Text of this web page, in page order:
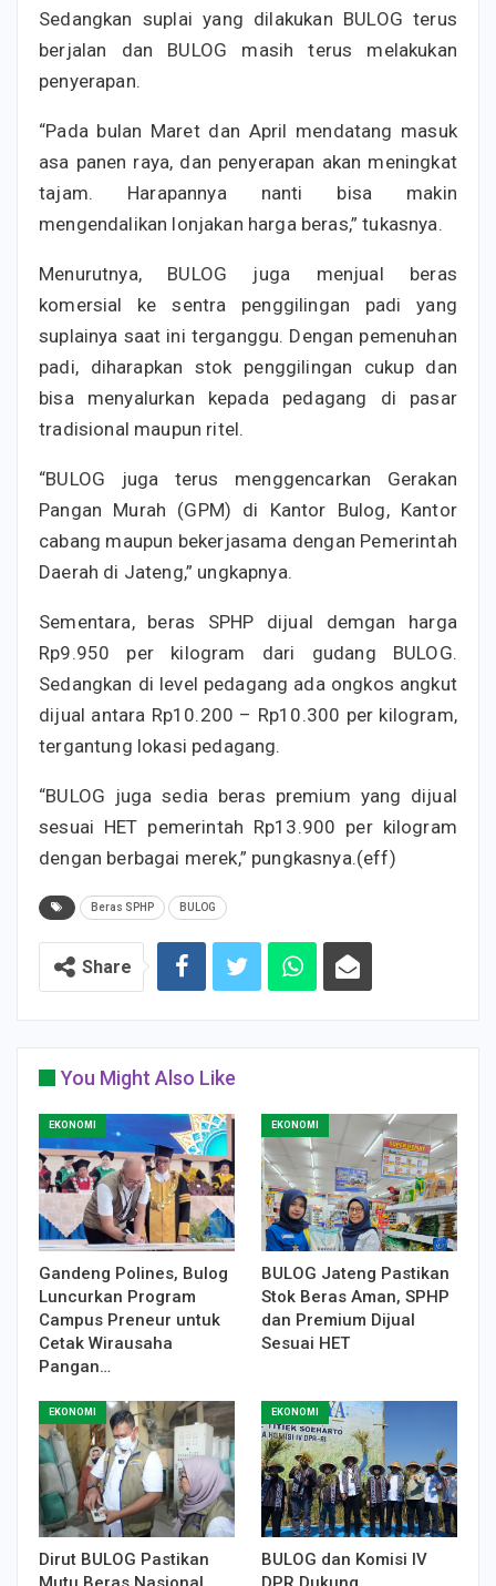
Sedangkan suplai yang dilakukan BULOG terus
berjalan dan BULOG masih terus melakukan
penyerapan.
“Pada bulan Maret dan April mendatang masuk
asa panen raya, dan penyerapan akan meningkat
tajam. Harapannya nanti bisa makin
mengendalikan lonjakan harga beras,” tukasnya.
Menurutnya, BULOG juga menjual beras
komersial ke sentra penggilingan padi yang
suplainya saat ini terganggu. Dengan pemenuhan
padi, diharapkan stok penggilingan cukup dan
bisa menyalurkan kepada pedagang di pasar
tradisional maupun ritel.
“BULOG juga terus menggencarkan Gerakan
Pangan Murah (GPM) di Kantor Bulog, Kantor
cabang maupun bekerjasama dengan Pemerintah
Daerah di Jateng,” ungkapnya.
Sementara, beras SPHP dijual demgan harga
Rp9.950 per kilogram dari gudang BULOG.
Sedangkan di level pedagang ada ongkos angkut
dijual antara Rp10.200 – Rp10.300 per kilogram,
tergantung lokasi pedagang.
“BULOG juga sedia beras premium yang dijual
sesuai HET pemerintah Rp13.900 per kilogram
dengan berbagai merek,” pungkasnya.(eff)
Beras SPHP BULOG
Share
You Might Also Like
EKONOMI
Gandeng Polines, Bulog
Luncurkan Program
Campus Preneur untuk
Cetak Wirausaha
Pangan…
EKONOMI
BULOG Jateng Pastikan
Stok Beras Aman, SPHP
dan Premium Dijual
Sesuai HET
EKONOMI
Dirut BULOG Pastikan
EKONOMI
BULOG dan Komisi IV